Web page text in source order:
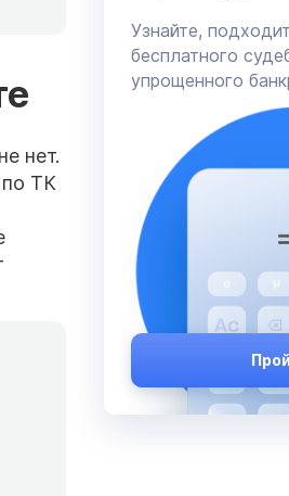
нет.
ТК
Узнайте,
бесплатного
упрощенного